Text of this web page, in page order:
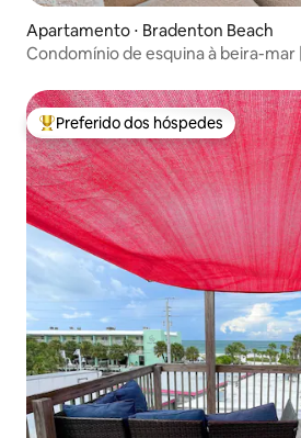
Apartamento ⋅ Bradenton Beach
Condomínio de esquina à beira-mar
Entre os melhores preferidos dos
Preferido dos hóspedes